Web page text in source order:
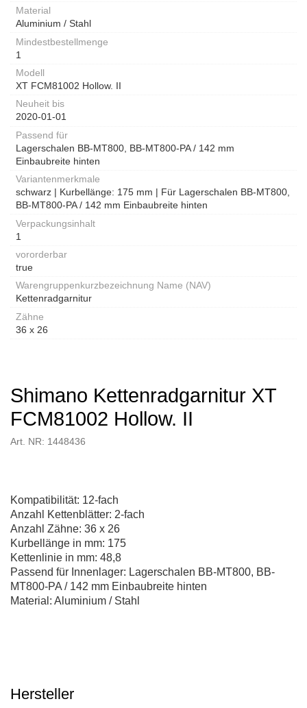
Material
Aluminium / Stahl
Mindestbestellmenge
1
Modell
XT FCM81002 Hollow. II
Neuheit bis
2020-01-01
Passend für
Lagerschalen BB-MT800, BB-MT800-PA / 142 mm
Einbaubreite hinten
Variantenmerkmale
schwarz | Kurbellänge: 175 mm | Für Lagerschalen BB-MT800,
BB-MT800-PA / 142 mm Einbaubreite hinten
Verpackungsinhalt
1
vororderbar
true
Warengruppenkurzbezeichnung Name (NAV)
Kettenradgarnitur
Zähne
36 x 26
Shimano Kettenradgarnitur XT
FCM81002 Hollow. II
Art. NR: 1448436
Kompatibilität: 12-fach
Anzahl Kettenblätter: 2-fach
Anzahl Zähne: 36 x 26
Kurbellänge in mm: 175
Kettenlinie in mm: 48,8
Passend für Innenlager: Lagerschalen BB-MT800, BB-
MT800-PA / 142 mm Einbaubreite hinten
Material: Aluminium / Stahl
Hersteller